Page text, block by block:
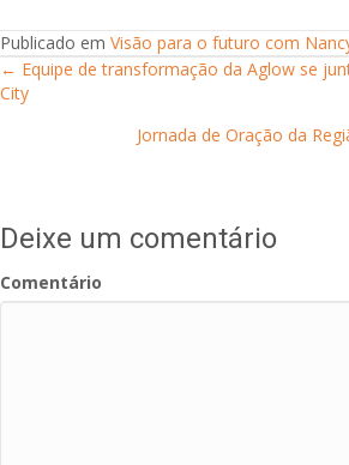
Publicado em Visão para o futuro com
Posts
navigation
← Equipe de transformação da Aglow se
City
Jornada de Oração da
Deixe um comentário
Comentário